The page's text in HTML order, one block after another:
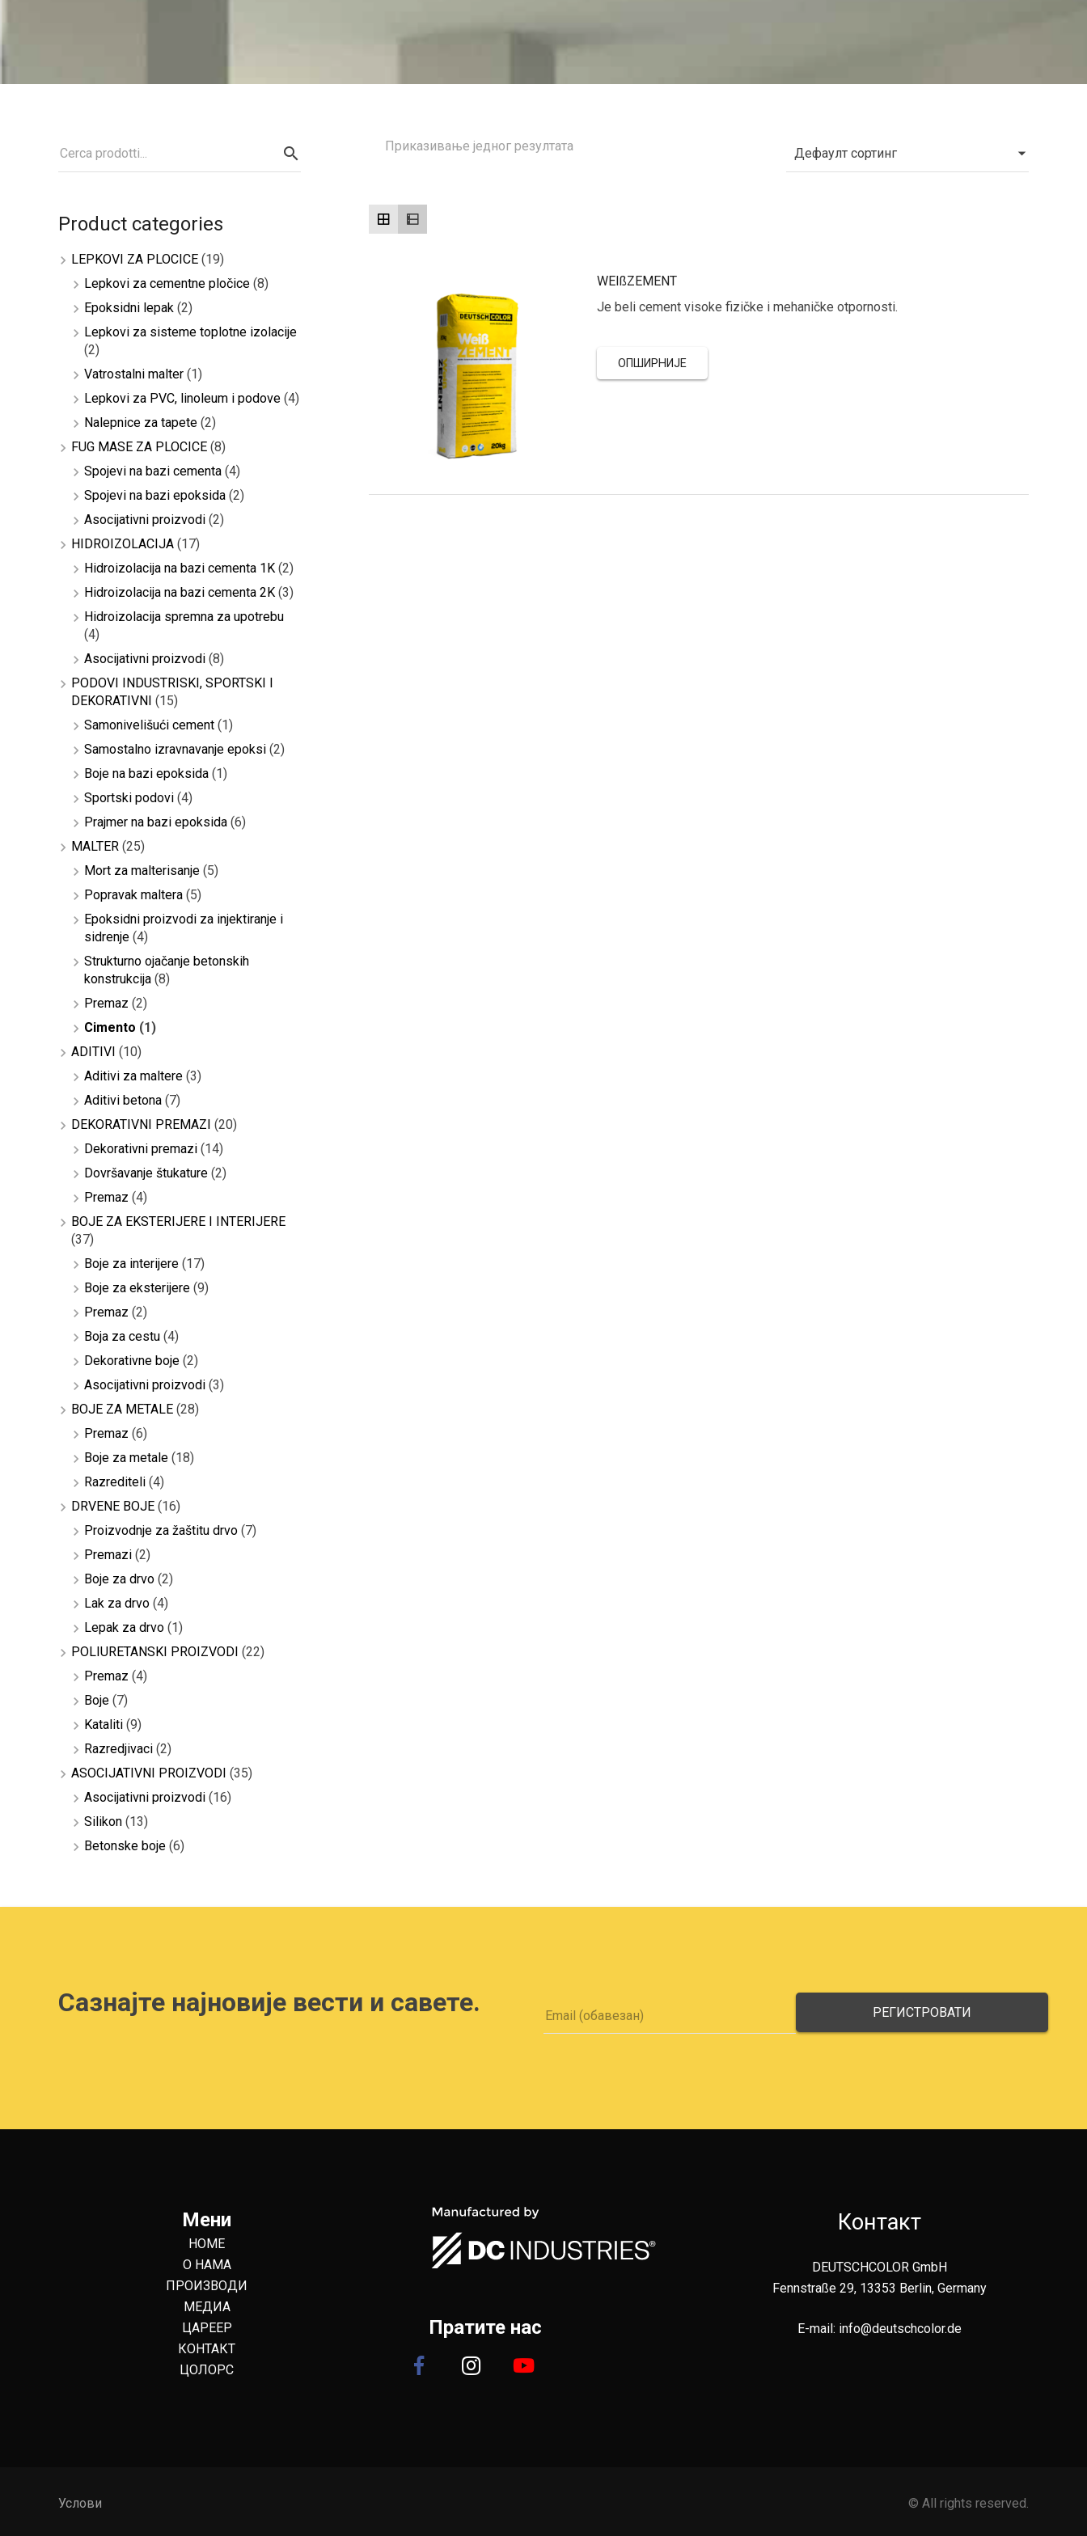
Приказивање једног резултата
WEIßZEMENT
Je beli cement visoke fizičke i mehaničke otpornosti.
ОПШИРНИЈЕ
Product categories
LEPKOVI ZA PLOCICE (19)
Lepkovi za cementne pločice (8)
Epoksidni lepak (2)
Lepkovi za sisteme toplotne izolacije
(2)
Vatrostalni malter (1)
Lepkovi za PVC, linoleum i podove (4)
Nalepnice za tapete (2)
FUG MASE ZA PLOCICE (8)
Spojevi na bazi cementa (4)
Spojevi na bazi epoksida (2)
Asocijativni proizvodi (2)
HIDROIZOLACIJA (17)
Hidroizolacija na bazi cementa 1K (2)
Hidroizolacija na bazi cementa 2K (3)
Hidroizolacija spremna za upotrebu
(4)
Asocijativni proizvodi (8)
PODOVI INDUSTRISKI, SPORTSKI I
DEKORATIVNI (15)
Samonivelišući cement (1)
Samostalno izravnavanje epoksi (2)
Boje na bazi epoksida (1)
Sportski podovi (4)
Prajmer na bazi epoksida (6)
MALTER (25)
Mort za malterisanje (5)
Popravak maltera (5)
Epoksidni proizvodi za injektiranje i
sidrenje (4)
Strukturno ojačanje betonskih
konstrukcija (8)
Premaz (2)
Cimento (1)
ADITIVI (10)
Aditivi za maltere (3)
Aditivi betona (7)
DEKORATIVNI PREMAZI (20)
Dekorativni premazi (14)
Dovršavanje štukature (2)
Premaz (4)
BOJE ZA EKSTERIJERE I INTERIJERE
(37)
Boje za interijere (17)
Boje za eksterijere (9)
Premaz (2)
Boja za cestu (4)
Dekorativne boje (2)
Asocijativni proizvodi (3)
BOJE ZA METALE (28)
Premaz (6)
Boje za metale (18)
Razrediteli (4)
DRVENE BOJE (16)
Proizvodnje za žaštitu drvo (7)
Premazi (2)
Boje za drvo (2)
Lak za drvo (4)
Lepak za drvo (1)
POLIURETANSKI PROIZVODI (22)
Premaz (4)
Boje (7)
Kataliti (9)
Razredjivaci (2)
ASOCIJATIVNI PROIZVODI (35)
Asocijativni proizvodi (16)
Silikon (13)
Betonske boje (6)
Сазнајте најновије вести и савете.
Мени
HOME
О НАМА
ПРОИЗВОДИ
МЕДИА
ЦАРЕЕР
КОНТАКТ
ЦОЛОРС
Пратите нас
Контакт
DEUTSCHCOLOR GmbH
Fennstraße 29, 13353 Berlin, Germany
E-mail: info@deutschcolor.de
Услови © All rights reserved.